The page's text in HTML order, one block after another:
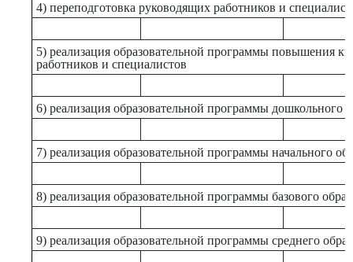
4) переподготовка руководящих работников и
5) реализация образовательной программы повышения
работников и специалистов
6) реализация образовательной программы дошкольного
7) реализация образовательной программы начального
8) реализация образовательной программы базового
9) реализация образовательной программы среднего